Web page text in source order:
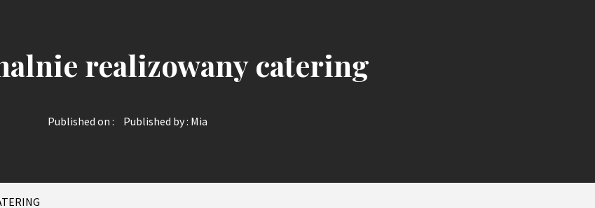
realizowany catering
Published on : Published by : Mia